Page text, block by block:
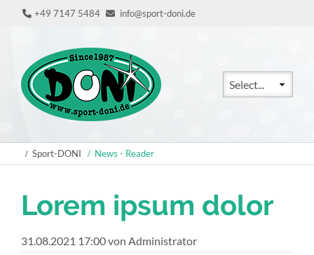
+49 7147 5484 info@sport-doni.de
Zielseite
Sport-DONI News - Reader
Lorem ipsum dolor
31.08.2021 17:00von Administrator